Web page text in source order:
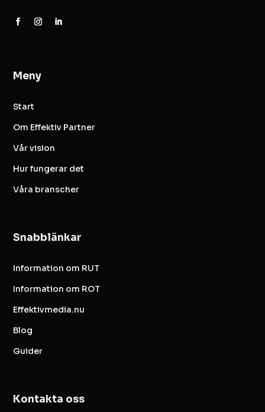
Meny
Start
Om Effektiv Partner
Vår vision
Hur fungerar det
Våra branscher
Snabblänkar
Information om RUT
Information om ROT
Effektivmedia.nu
Blog
Guider
Kontakta oss